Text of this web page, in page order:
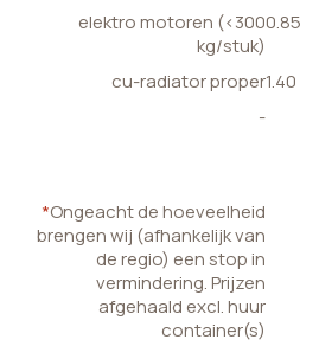
elektro motoren (<300
kg/stuk)
0.85
cu-radiator proper1.40
-
*Ongeacht de hoeveelheid
brengen wij (afhankelijk van
de regio) een stop in
vermindering. Prijzen
afgehaald excl. huur
container(s)